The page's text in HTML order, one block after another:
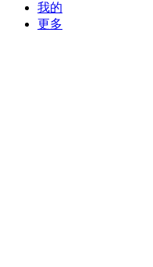
我的
更多